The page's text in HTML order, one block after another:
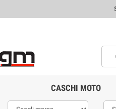
CASCHI MOTO